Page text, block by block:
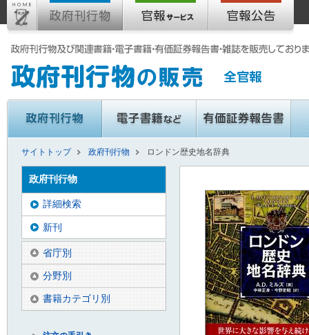
サイトトップ 政府刊行物 ロンドン歴史地名辞典
政府刊行物
詳細検索
新刊
省庁別
分野別
書籍カテゴリ別